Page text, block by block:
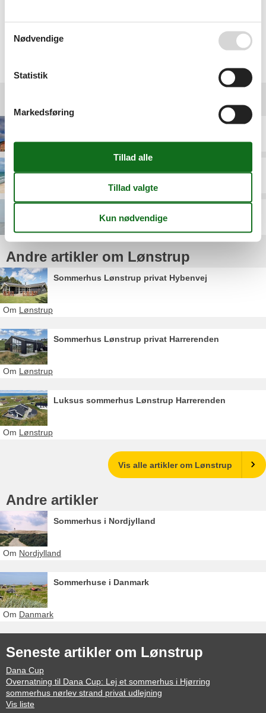
Destinationer under Lønstrup
Nørlev
Andre artikler om Lønstrup
Sommerhus Lønstrup privat Hybenvej
Om Lønstrup
Sommerhus Lønstrup privat Harrerenden
Om Lønstrup
Luksus sommerhus Lønstrup Harrerenden
Om Lønstrup
Vis alle artikler om Lønstrup
Andre artikler
Sommerhus i Nordjylland
Om Nordjylland
Sommerhuse i Danmark
Om Danmark
Seneste artikler om Lønstrup
Dana Cup
Overnatning til Dana Cup: Lej et sommerhus i Hjørring
sommerhus nørlev strand privat udlejning
Vis liste
Nødvendige
Statistik
Markedsføring